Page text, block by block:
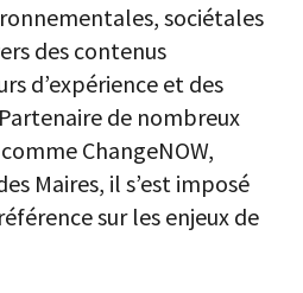
sociétales
des contenus
d’expérience et des
de nombreux
ChangeNOW,
Maires, il s’est imposé
sur les enjeux de